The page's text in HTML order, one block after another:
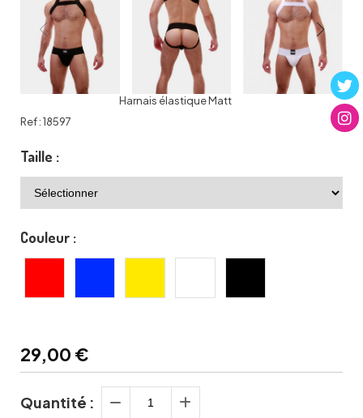
Harnais élastique Matt
Ref :18597
Taille :
Couleur :
29,00 €
Quantité :